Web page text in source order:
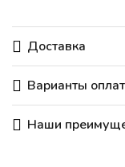
Доставка
Варианты
Наши